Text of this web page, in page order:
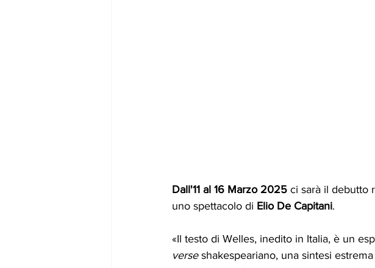
Dall'11 al 16 Marzo 2025 ci sarà il debutto
uno spettacolo di Elio De Capitani.
«Il testo di Welles, inedito in Italia, è un
verse shakespeariano, una sintesi